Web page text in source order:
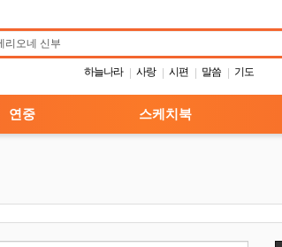
하늘나라 | 사랑 | 시편 | 말씀 | 기도
연중 스케치북